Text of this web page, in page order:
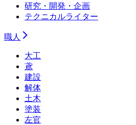
研究・開発・企画
テクニカルライター
職人
大工
鳶
建設
解体
土木
塗装
左官